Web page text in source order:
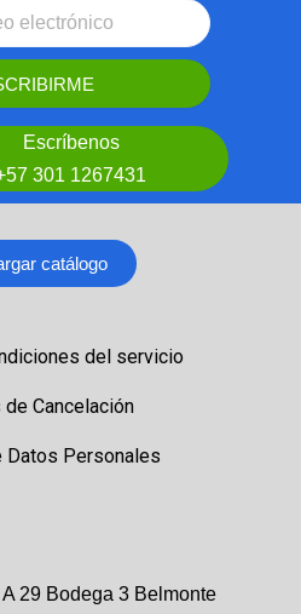
Escríbenos
301 1267431
catálogo
del servicio
Cancelación
Datos Personales
29 Bodega 3 Belmonte